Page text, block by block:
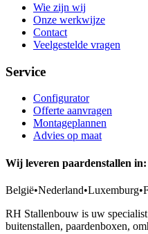
Wie zijn wij
Onze werkwijze
Contact
Veelgestelde vragen
Service
Configurator
Offerte aanvragen
Montageplannen
Advies op maat
Wij leveren paardenstallen in:
België•Nederland•Luxemburg•
RH Stallenbouw is uw
buitenstallen, paardenboxen,